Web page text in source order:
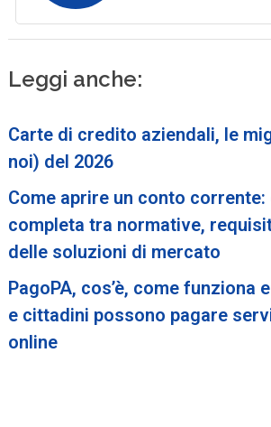
Leggi anche:
Carte di credito aziendali, le
noi) del 2026
Come aprire un conto corrente:
completa tra normative,
delle soluzioni di mercato
PagoPA, cos’è, come funziona
e cittadini possono pagare
online